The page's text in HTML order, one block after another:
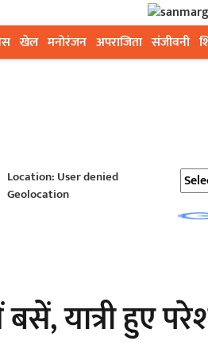
खेल मनोरंजन अपराजिता संजीवनी
Location: User denied
Geolocation
यात्री हुए